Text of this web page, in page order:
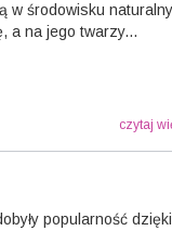
w środowisku
a na jego twarzy...
czytaj
popularność dzięki